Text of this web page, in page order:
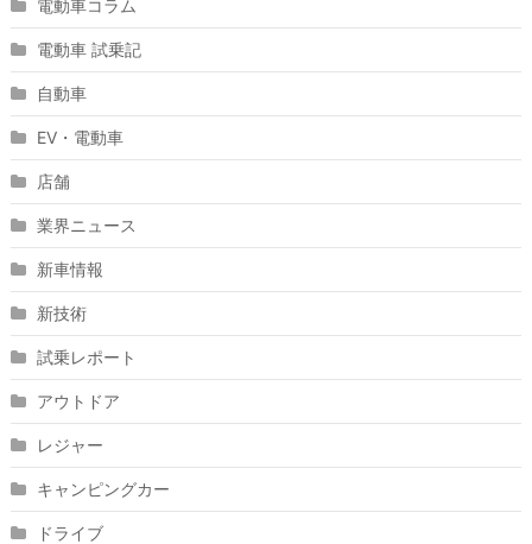
電動車コラム
電動車 試乗記
自動車
EV・電動車
店舗
業界ニュース
新車情報
新技術
試乗レポート
アウトドア
レジャー
キャンピングカー
ドライブ